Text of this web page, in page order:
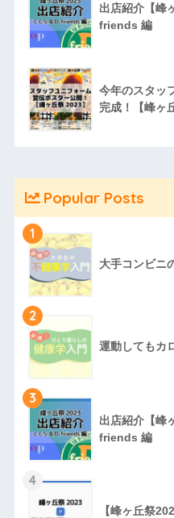
出店紹介【峰
friends 編
今年のスタッ
完成！【峰ヶ
Popular Posts
1
大手コンビニ
2
運動してもカ
3
出店紹介【峰
friends 編
4
【峰ヶ丘祭